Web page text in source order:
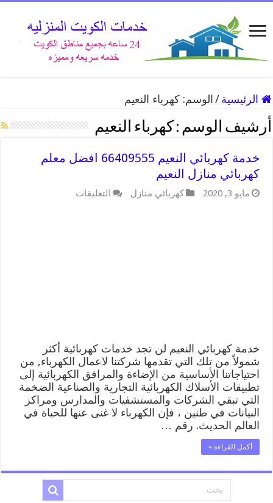
الرئيسية / الوسم:كهرباء النعيم
أرشيف الوسم : كهرباء النعيم
خدمة كهربائي النعيم 66409555 افضل معلم
كهربائي منازل النعيم
مايو 3, 2020 كهربائي منازل التعليقات
خدمة كهربائي النعيم لن تجد خدمات كهربائية أكثر
شمولاً من تلك التي تقدمها شركتنا لاعمال الكهرباء, من
احتياجاتنا الأساسية من الإضاءة والمرافق الكهربائية إلى
تطبيقات الأسلاك الكهربائية التجارية والصناعية الضخمة
التي تبقي الشركات والمستشفيات والمدارس ومراكز
البيانات في طنين ، فإن الكهرباء لا غنى عنها للحياة في
العالم الحديث. رقم …
أكمل القراءة »